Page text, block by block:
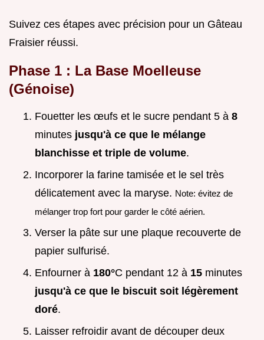
Suivez ces étapes avec précision pour un Gâteau
Fraisier réussi.
Phase 1 : La Base Moelleuse
(Génoise)
Fouetter les œufs et le sucre pendant 5 à 8
minutes jusqu'à ce que le mélange
blanchisse et triple de volume.
Incorporer la farine tamisée et le sel très
délicatement avec la maryse. Note: évitez de
mélanger trop fort pour garder le côté aérien.
Verser la pâte sur une plaque recouverte de
papier sulfurisé.
Enfourner à 180°C pendant 12 à 15 minutes
jusqu'à ce que le biscuit soit légèrement
doré.
Laisser refroidir avant de découper deux